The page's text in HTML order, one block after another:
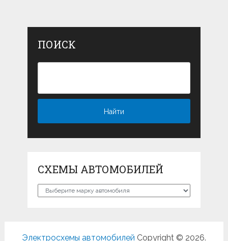
ПОИСК
СХЕМЫ АВТОМОБИЛЕЙ
Схемы
Электросхемы автомобилей Copyright © 2026.